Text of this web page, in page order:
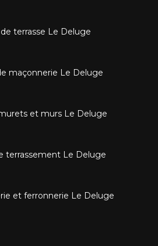
terrasse Le Deluge
maçonnerie Le Deluge
et murs Le Deluge
terrassement Le Deluge
et ferronnerie Le Deluge